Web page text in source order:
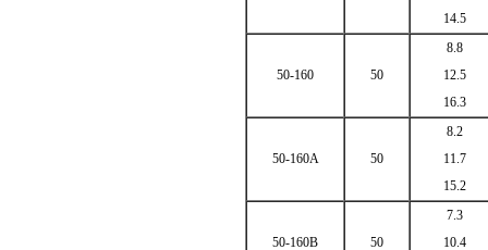
14.5
50-160 50
8.8
12.5
16.3
50-160A 50
8.2
11.7
15.2
50-160B 50
7.3
10.4